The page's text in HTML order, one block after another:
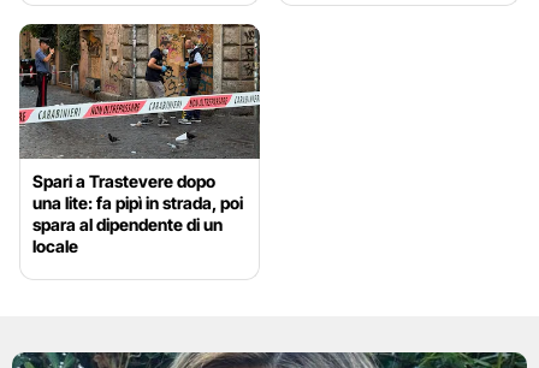
Spari a Trastevere dopo
una lite: fa pipì in strada, poi
spara al dipendente di un
locale